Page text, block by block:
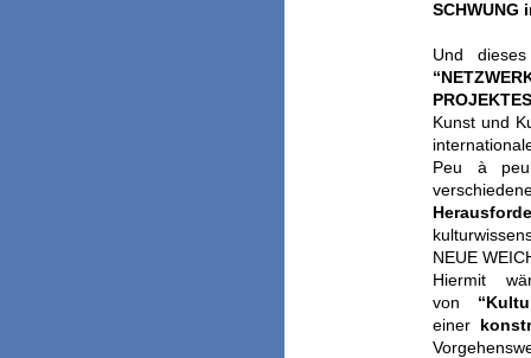
Und dieses
PROJEKTES
Kunst und
Peu à
NEUE
Hiermit
von
einer